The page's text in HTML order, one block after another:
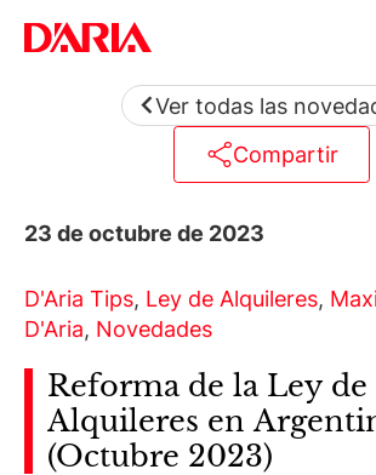
Ver todas las
Compartir
23 de octubre de 2023
D'Aria Tips, Ley de Alquileres,
D'Aria, Novedades
Reforma de la Ley de
Alquileres en
(Octubre 2023)